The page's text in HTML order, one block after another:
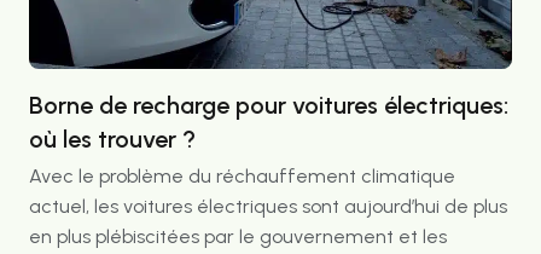
Borne de recharge pour voitures électriques:
où les trouver ?
Avec le problème du réchauffement climatique
actuel, les voitures électriques sont aujourd’hui de plus
en plus plébiscitées par le gouvernement et les